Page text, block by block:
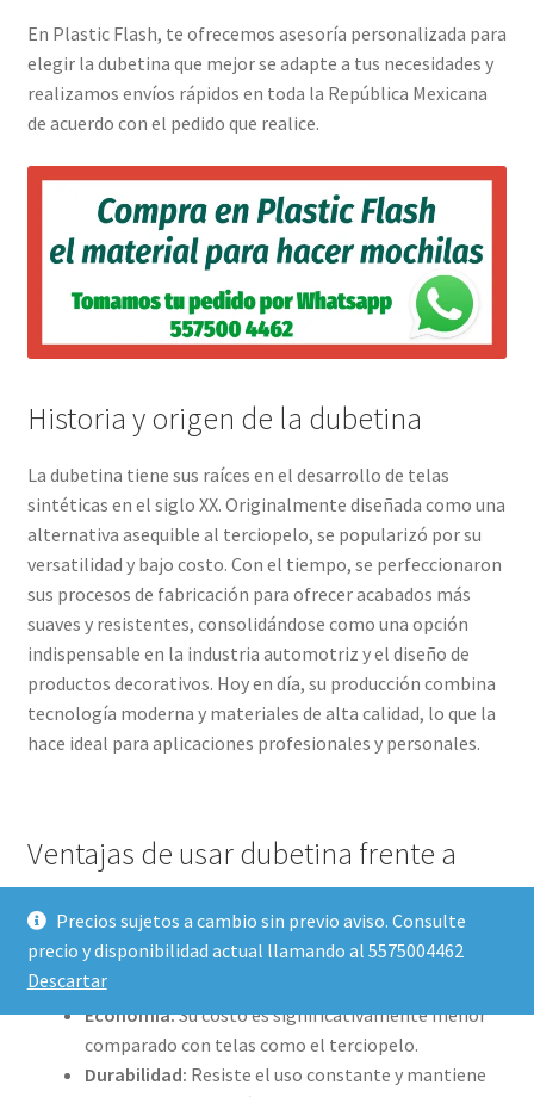
Precios sujetos a cambio sin previo aviso. Consulte
precio y disponibilidad actual llamando al 5575004462
Descartar
En Plastic Flash, te ofrecemos asesoría personalizada para
elegir la dubetina que mejor se adapte a tus necesidades y
realizamos envíos rápidos en toda la República Mexicana
de acuerdo con el pedido que realice.
Historia y origen de la dubetina
La dubetina tiene sus raíces en el desarrollo de telas
sintéticas en el siglo XX. Originalmente diseñada como una
alternativa asequible al terciopelo, se popularizó por su
versatilidad y bajo costo. Con el tiempo, se perfeccionaron
sus procesos de fabricación para ofrecer acabados más
suaves y resistentes, consolidándose como una opción
indispensable en la industria automotriz y el diseño de
productos decorativos. Hoy en día, su producción combina
tecnología moderna y materiales de alta calidad, lo que la
hace ideal para aplicaciones profesionales y personales.
Ventajas de usar dubetina frente a
otras telas
La dubetina destaca por las siguientes ventajas:
Economía:Su costo es significativamente menor
comparado con telas como el terciopelo.
Durabilidad: Resiste el uso constante y mantiene